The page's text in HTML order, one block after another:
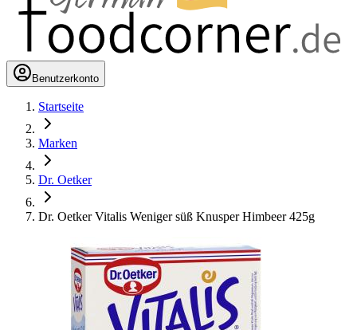
Benutzerkonto
Startseite
Marken
Dr. Oetker
Dr. Oetker Vitalis Weniger süß Knusper Himbeer 425g